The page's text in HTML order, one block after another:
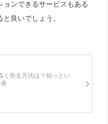
ョンできるサービスもある
良いでしょう。
く売る方法は？知っとい